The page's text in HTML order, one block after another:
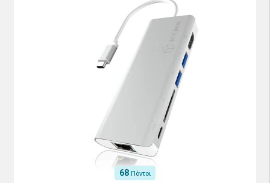
68 Πόντοι